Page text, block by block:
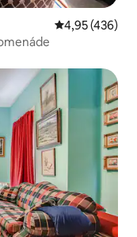
Priemerné
4,95 (436)